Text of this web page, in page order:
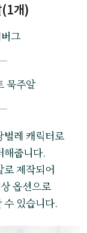
(1개)
그
묵주알
벌레 캐릭터로
해줍니다.
로 제작되어
옵션으로
수 있습니다.